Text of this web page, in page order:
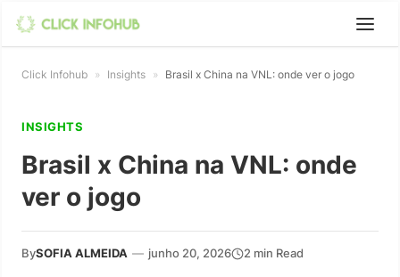
Click Infohub » Insights » Brasil x China na VNL: onde ver o jogo
INSIGHTS
Brasil x China na VNL: onde
ver o jogo
BySOFIA ALMEIDA — junho 20, 2026 2 min Read